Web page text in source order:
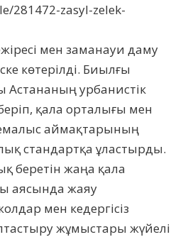
281472-zasyl-zelek-
мен заманауи даму
көтерілді. Биылғы
урбанистік
қала орталығы мен
аймақтарының
стандартқа ұластырды.
беретін жаңа қала
аясында жаяу
мен кедергісіз
жұмыстары жүйелі